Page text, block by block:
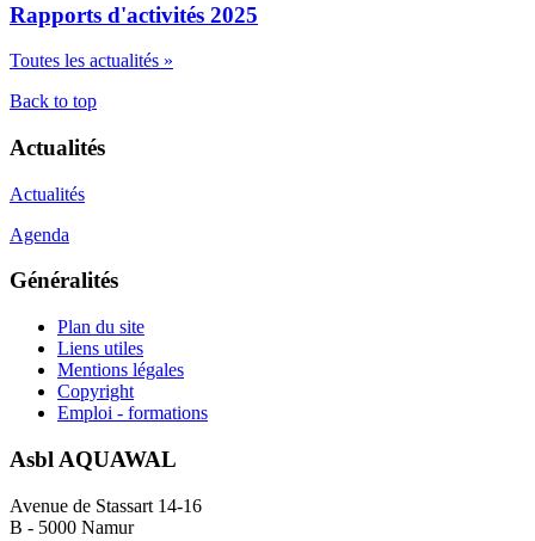
Rapports d'activités 2025
Toutes les actualités »
Back to top
Actualités
Actualités
Agenda
Généralités
Plan du site
Liens utiles
Mentions légales
Copyright
Emploi - formations
Asbl AQUAWAL
Avenue de Stassart 14-16
B - 5000 Namur